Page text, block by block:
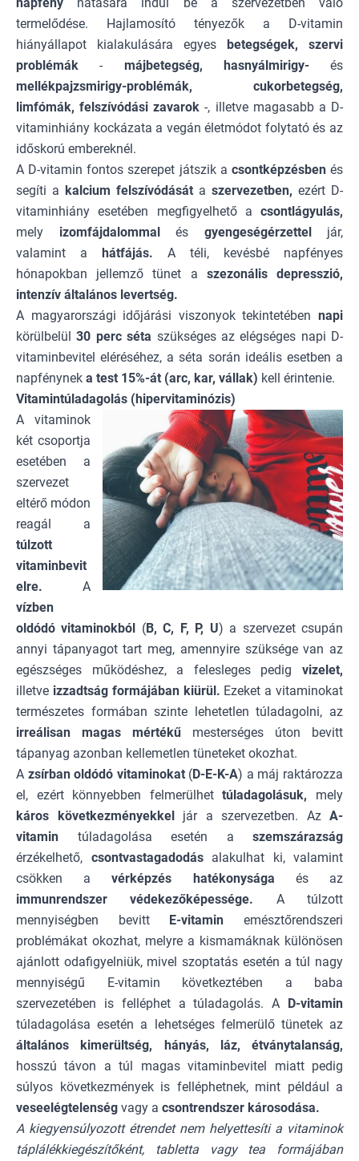
termelődése. Hajlamosító tényezők a D-vitamin
hiányállapot kialakulására egyes betegségek, szervi
problémák - májbetegség, hasnyálmirigy-és
mellékpajzsmirigy-problémák, cukorbetegség,
limfómák, felszívódási zavarok-, illetve magasabb a D-
vitaminhiány kockázata a vegán életmódot folytató és az
időskorú embereknél.
A D-vitamin fontos szerepet játszik a csontképzésbenés
segíti a kalcium felszívódását a szervezetben, ezért D-
vitaminhiány esetében megfigyelhető a csontlágyulás,
mely izomfájdalommalés gyengeségérzetteljár,
valamint a hátfájás. A téli, kevésbé napfényes
hónapokban jellemző tünet a szezonális depresszió,
intenzív általános levertség.
A magyarországi időjárási viszonyok tekintetében napi
körülbelül30 perc séta szükséges az elégséges napi D-
vitaminbevitel eléréséhez, a séta során ideális esetben a
napfénynek a test 15%-át (arc, kar, vállak) kell érintenie.
Vitamintúladagolás (hipervitaminózis)
A vitaminok
két csoportja
esetében a
szervezet
eltérő módon
reagál a
túlzott
vitaminbevit
elre. A
vízben
oldódó vitaminokból (B, C, F, P, U) a szervezet csupán
annyi tápanyagot tart meg, amennyire szüksége van az
egészséges működéshez, a felesleges pedig vizelet,
illetve izzadtság formájában kiürül. Ezeket a vitaminokat
természetes formában szinte lehetetlen túladagolni, az
irreálisan magas mértékű mesterséges úton bevitt
tápanyag azonban kellemetlen tüneteket okozhat.
A zsírban oldódó vitaminokat(D-E-K-A) a máj raktározza
el, ezért könnyebben felmerülhettúladagolásuk, mely
káros következményekkeljár a szervezetben. Az A-
vitamin túladagolása esetén a szemszárazság
érzékelhető, csontvastagadodásalakulhat ki, valamint
csökken avérképzés hatékonysága és az
immunrendszer védekezőképessége. A túlzott
mennyiségben bevitt E-vitaminemésztőrendszeri
problémákat okozhat, melyre a kismamáknak különösen
ajánlott odafigyelniük, mivel szoptatás esetén a túl nagy
mennyiségű E-vitamin következtében a baba
szervezetében is felléphet a túladagolás. A D-vitamin
túladagolása esetén a lehetséges felmerülő tünetek az
általános kimerültség, hányás, láz, étványtalanság,
hosszú távon a túl magas vitaminbevitel miatt pedig
súlyos következmények is felléphetnek, mint például a
veseelégtelenség vagy a csontrendszer károsodása.
A kiegyensúlyozott étrendet nem helyettesíti a vitaminok
táplálékkiegészítőként, tabletta vagy tea formájában